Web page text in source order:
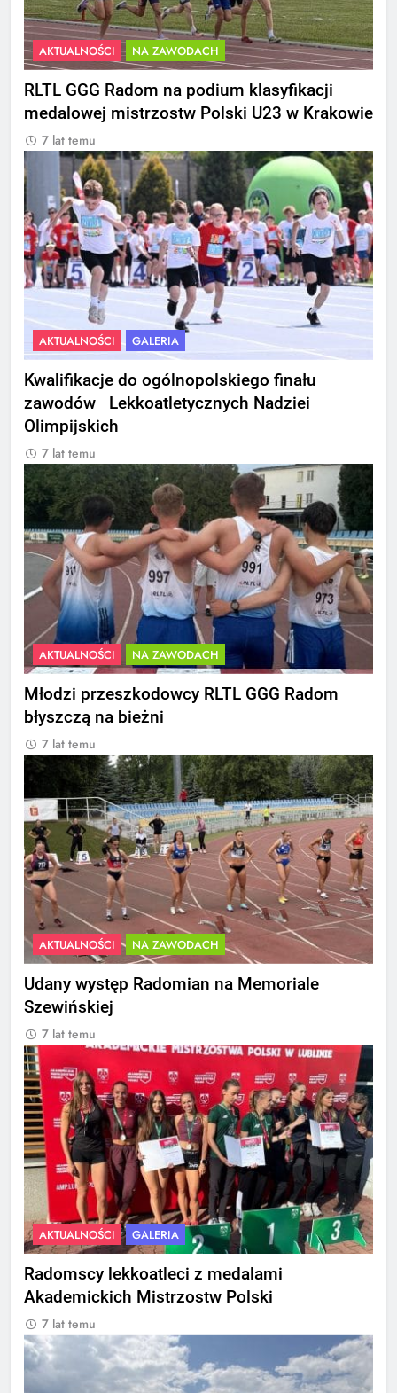
AKTUALNOŚCI NA ZAWODACH
RLTL GGG Radom na podium klasyfikacji
medalowej mistrzostw Polski U23 w Krakowie
7 lat temu
AKTUALNOŚCI GALERIA
Kwalifikacje do ogólnopolskiego finału
zawodów Lekkoatletycznych Nadziei
Olimpijskich
7 lat temu
AKTUALNOŚCI NA ZAWODACH
Młodzi przeszkodowcy RLTL GGG Radom
błyszczą na bieżni
7 lat temu
AKTUALNOŚCI NA ZAWODACH
Udany występ Radomian na Memoriale
Szewińskiej
7 lat temu
AKTUALNOŚCI GALERIA
Radomscy lekkoatleci z medalami
Akademickich Mistrzostw Polski
7 lat temu